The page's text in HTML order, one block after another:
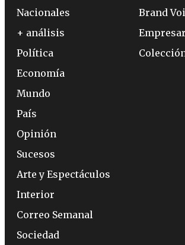
Nacionales
+ análisis
Política
Economía
Mundo
País
Opinión
Sucesos
Arte y Espectáculos
Interior
Correo Semanal
Sociedad
Brand